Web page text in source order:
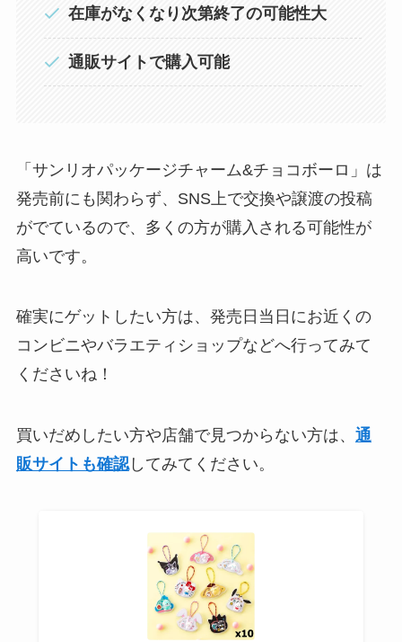
在庫がなくなり次第終了の可能性大
通販サイトで購入可能
「サンリオパッケージチャーム&チョコボーロ」は
発売前にも関わらず、SNS上で交換や譲渡の投稿
がでているので、多くの方が購入される可能性が
高いです。
確実にゲットしたい方は、発売日当日にお近くの
コンビニやバラエティショップなどへ行ってみて
くださいね！
買いだめしたい方や店舗で見つからない方は、 通
販サイトも確認してみてください。